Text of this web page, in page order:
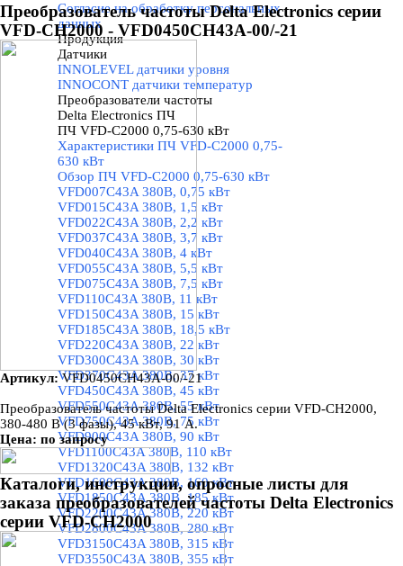
Согласие на обработку персональных
данных
Продукция▼
Датчики
INNOLEVEL датчики уровня
INNOCONT датчики температур
Преобразователи частоты
Delta Electronics ПЧ
ПЧ VFD-C2000 0,75-630 кВт
Характеристики ПЧ VFD-C2000 0,75-
630 кВт
Обзор ПЧ VFD-C2000 0,75-630 кВт
VFD007C43A 380В, 0,75 кВт
VFD015C43A 380В, 1,5 кВт
VFD022C43A 380В, 2,2 кВт
VFD037C43A 380В, 3,7 кВт
VFD040C43A 380В, 4 кВт
VFD055C43A 380В, 5,5 кВт
VFD075C43A 380В, 7,5 кВт
VFD110C43A 380В, 11 кВт
VFD150C43A 380В, 15 кВт
VFD185C43A 380В, 18,5 кВт
VFD220C43A 380В, 22 кВт
VFD300C43A 380В, 30 кВт
VFD370C43A 380В, 37 кВт
VFD450C43A 380В, 45 кВт
VFD550C43A 380В, 55 кВт
VFD750C43A 380В, 75 кВт
VFD900C43A 380В, 90 кВт
VFD1100C43A 380В, 110 кВт
VFD1320C43A 380В, 132 кВт
VFD1600C43A 380В, 160 кВт
VFD1850C43A 380В, 185 кВт
VFD2200C43A 380В, 220 кВт
VFD2800C43A 380В, 280 кВт
VFD3150C43A 380В, 315 кВт
VFD3550C43A 380В, 355 кВт
Преобразователь частоты Delta Electronics серии
VFD-CH2000 - VFD0450CH43A-00/-21
Артикул:VFD0450CH43A-00/-21
Преобразователь частоты Delta Electronics серии VFD-CH2000,
380-480 В (3 фазы), 45 кВт, 91 А.
Цена: по запросу
Каталоги, инструкции, опросные листы для
заказа преобразователей частоты Delta Electronics
серии VFD-CH2000